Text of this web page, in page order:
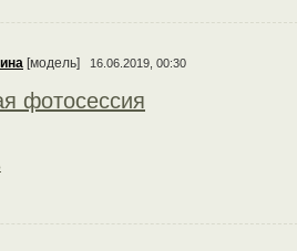
[модель] 16.06.2019, 00:30
фотосессия